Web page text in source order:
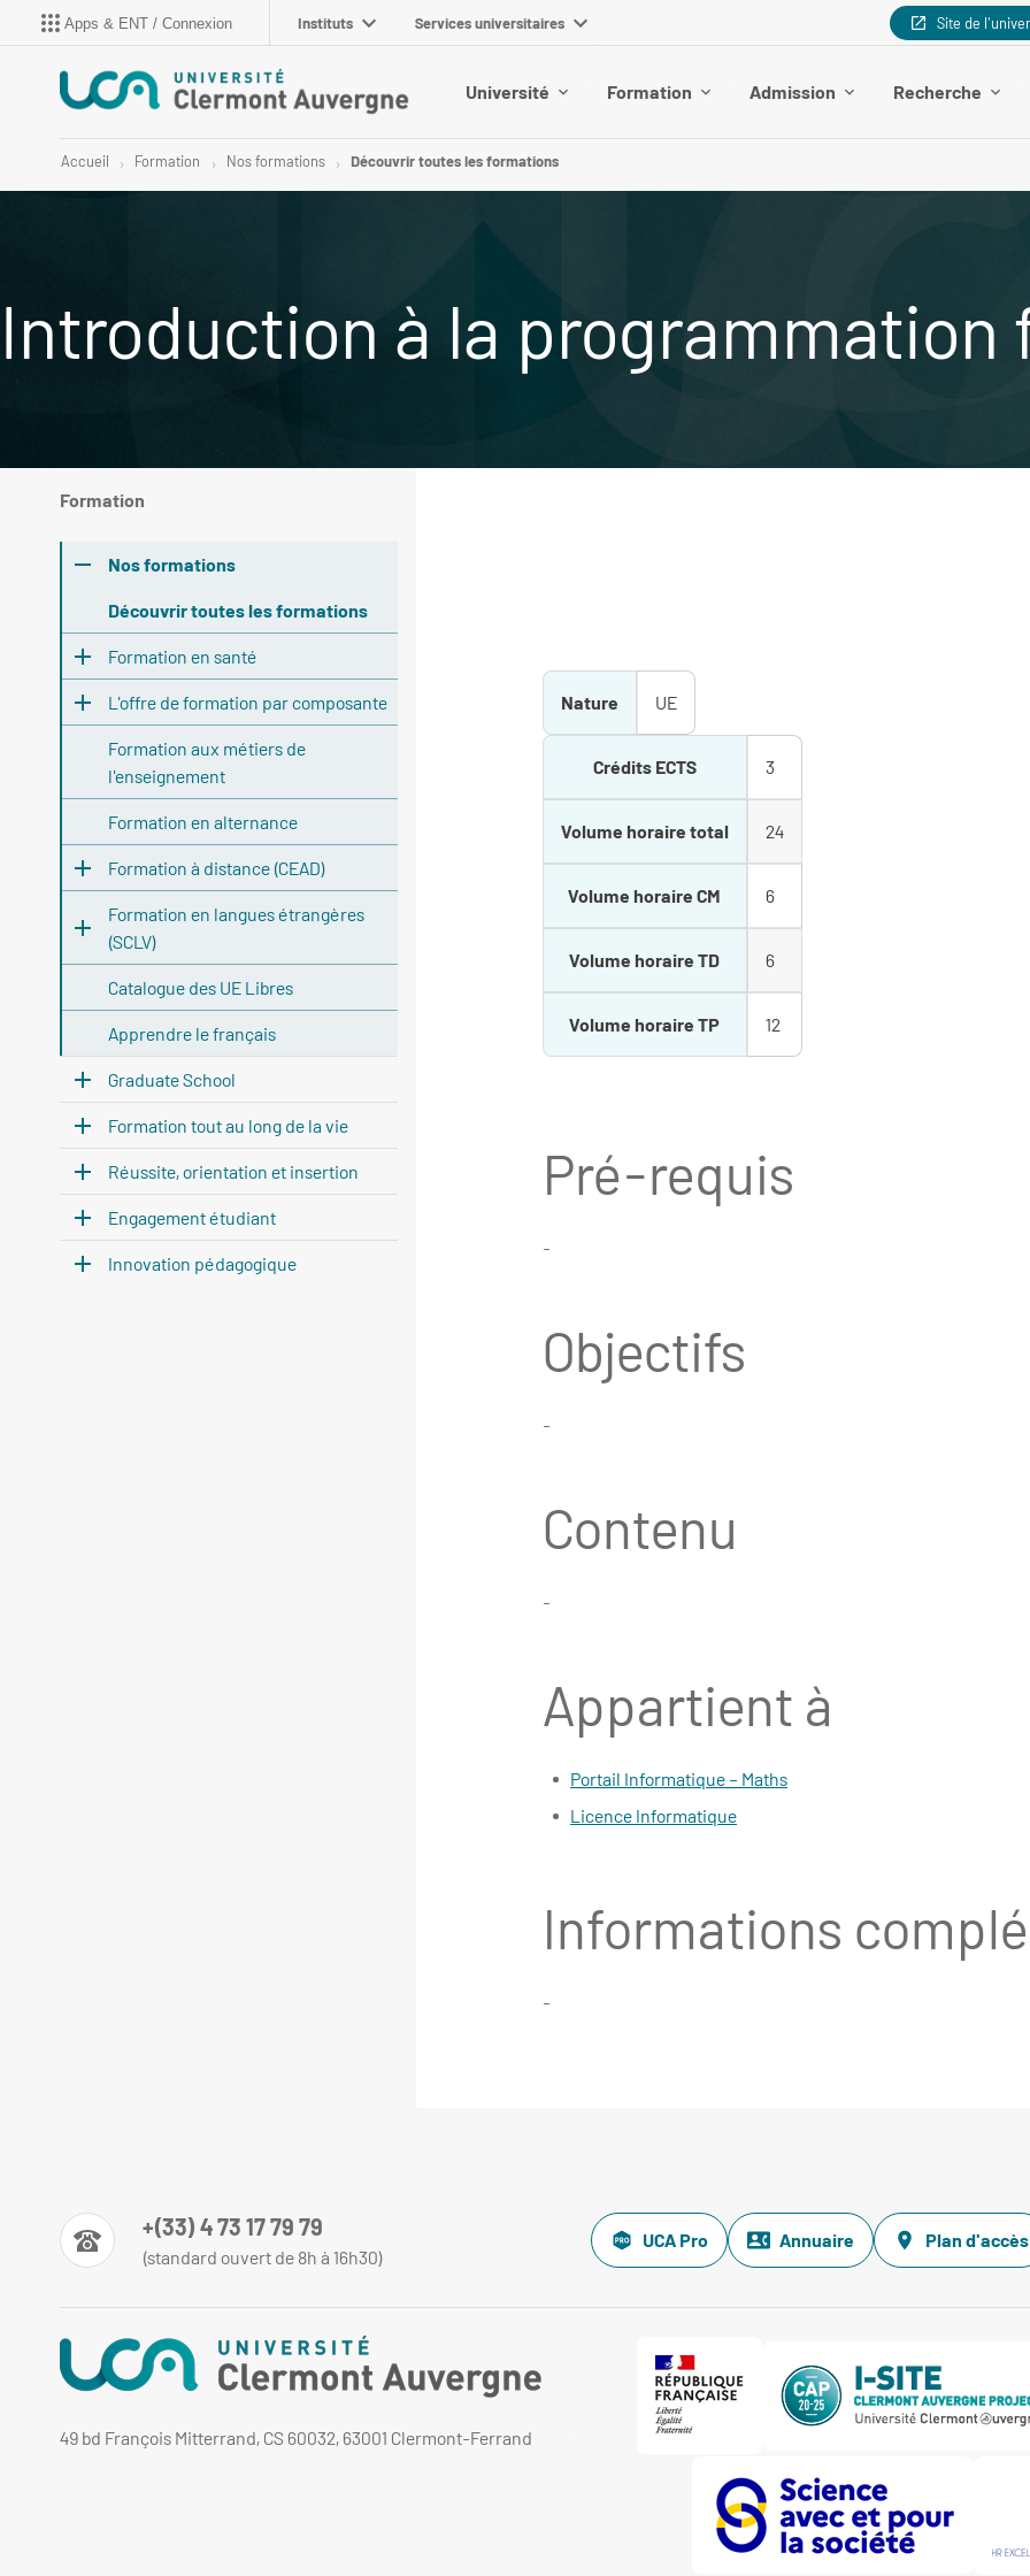
Apps & ENT / Connexion Instituts Services universitaires Site de
Université Formation Admission Recherche
Accueil Formation Nos formations Découvrir toutes les formations
Introduction à la programmation
Nature UE
Crédits ECTS 3
Volume horaire total 24
Volume horaire CM 6
Volume horaire TD 6
Volume horaire TP 12
Pré-requis
-
Objectifs
-
Contenu
-
Appartient à
Portail Informatique – Maths
Licence Informatique
Informations
-
Formation
Nos formations
Découvrir toutes les formations
Formation en santé
L'offre de formation par composante
Formation aux métiers de
l'enseignement
Formation en alternance
Formation à distance (CEAD)
Formation en langues étrangères
(SCLV)
Catalogue des UE Libres
Apprendre le français
Graduate School
Formation tout au long de la vie
Réussite, orientation et insertion
Engagement étudiant
Innovation pédagogique
+(33) 4 73 17 79 79
(standard ouvert de 8h à 16h30)
UCA Pro Annuaire Plan d'accès
49 bd François Mitterrand, CS 60032, 63001 Clermont-Ferrand